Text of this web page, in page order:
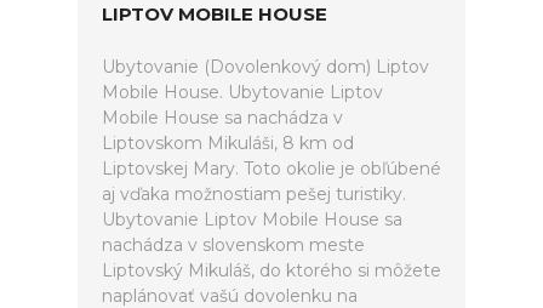
LIPTOV MOBILE HOUSE
Ubytovanie (Dovolenkový dom) Liptov
Mobile House. Ubytovanie Liptov
Mobile House sa nachádza v
Liptovskom Mikuláši, 8 km od
Liptovskej Mary. Toto okolie je obľúbené
aj vďaka možnostiam pešej turistiky.
Ubytovanie Liptov Mobile House sa
nachádza v slovenskom meste
Liptovský Mikuláš, do ktorého si môžete
naplánovať vašú dovolenku na